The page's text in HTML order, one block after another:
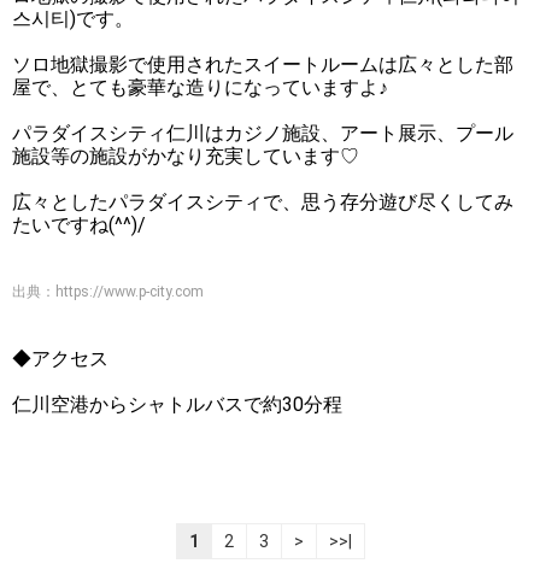
스시티)です。
ソロ地獄撮影で使用されたスイートルームは広々とした部
屋で、とても豪華な造りになっていますよ♪
パラダイスシティ仁川はカジノ施設、アート展示、プール
施設等の施設がかなり充実しています♡
広々としたパラダイスシティで、思う存分遊び尽くしてみ
たいですね(^^)/
出典： https://www.p-city.com
◆アクセス
仁川空港からシャトルバスで約30分程
1 2 3 > >>|